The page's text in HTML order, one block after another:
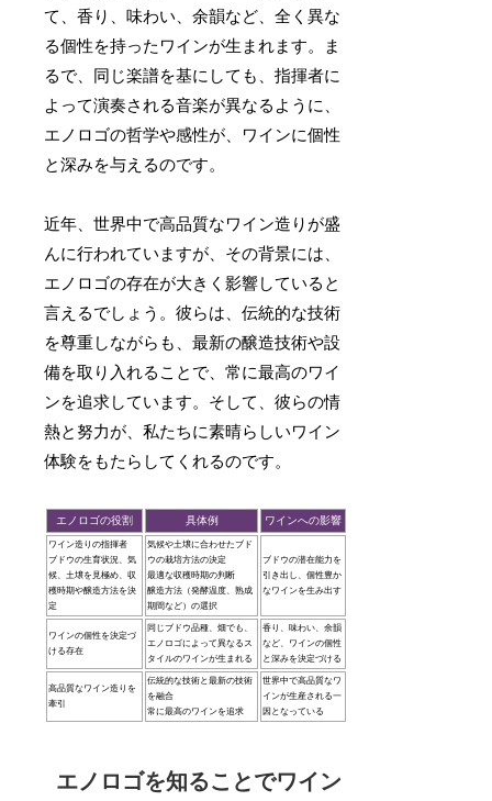
て、香り、味わい、余韻など、全く異な
る個性を持ったワインが生まれます。ま
るで、同じ楽譜を基にしても、指揮者に
よって演奏される音楽が異なるように、
エノロゴの哲学や感性が、ワインに個性
と深みを与えるのです。
近年、世界中で高品質なワイン造りが盛
んに行われていますが、その背景には、
エノロゴの存在が大きく影響していると
言えるでしょう。彼らは、伝統的な技術
を尊重しながらも、最新の醸造技術や設
備を取り入れることで、常に最高のワイ
ンを追求しています。そして、彼らの情
熱と努力が、私たちに素晴らしいワイン
体験をもたらしてくれるのです。
エノロゴの役割 具体例 ワインへの影響
ワイン造りの指揮者
ブドウの生育状況、気
候、土壌を見極め、収
穫時期や醸造方法を決
定
気候や土壌に合わせたブド
ウの栽培方法の決定
最適な収穫時期の判断
醸造方法（発酵温度、熟成
期間など）の選択
ブドウの潜在能力を
引き出し、個性豊か
なワインを生み出す
ワインの個性を決定づ
ける存在
同じブドウ品種、畑でも、
エノロゴによって異なるス
タイルのワインが生まれる
香り、味わい、余韻
など、ワインの個性
と深みを決定づける
高品質なワイン造りを
牽引
伝統的な技術と最新の技術
を融合
常に最高のワインを追求
世界中で高品質なワ
インが生産される一
因となっている
エノロゴを知ることでワイン